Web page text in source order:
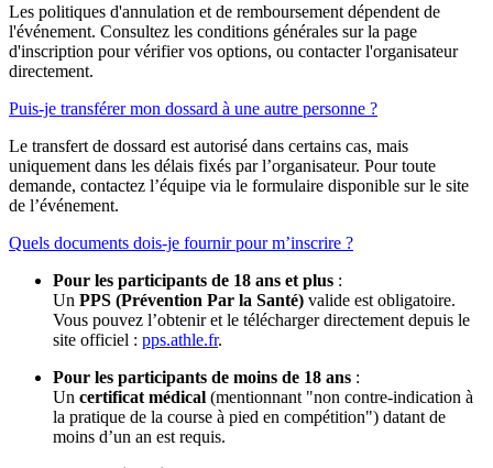
Les politiques d'annulation et de remboursement dépendent de
l'événement. Consultez les conditions générales sur la page
d'inscription pour vérifier vos options, ou contacter l'organisateur
directement.
Puis-je transférer mon dossard à une autre personne ?
Le transfert de dossard est autorisé dans certains cas, mais
uniquement dans les délais fixés par l’organisateur. Pour toute
demande, contactez l’équipe via le formulaire disponible sur le site
de l’événement.
Quels documents dois-je fournir pour m’inscrire ?
Pour les participants de 18 ans et plus :
Un PPS (Prévention Par la Santé) valide est obligatoire.
Vous pouvez l’obtenir et le télécharger directement depuis le
site officiel : pps.athle.fr.
Pour les participants de moins de 18 ans :
Un certificat médical (mentionnant "non contre-indication à
la pratique de la course à pied en compétition") datant de
moins d’un an est requis.